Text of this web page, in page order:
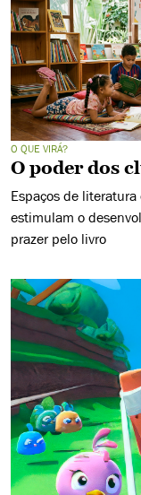
O QUE VIRÁ?
O poder dos
Espaços de
estimulam o
prazer pelo livro